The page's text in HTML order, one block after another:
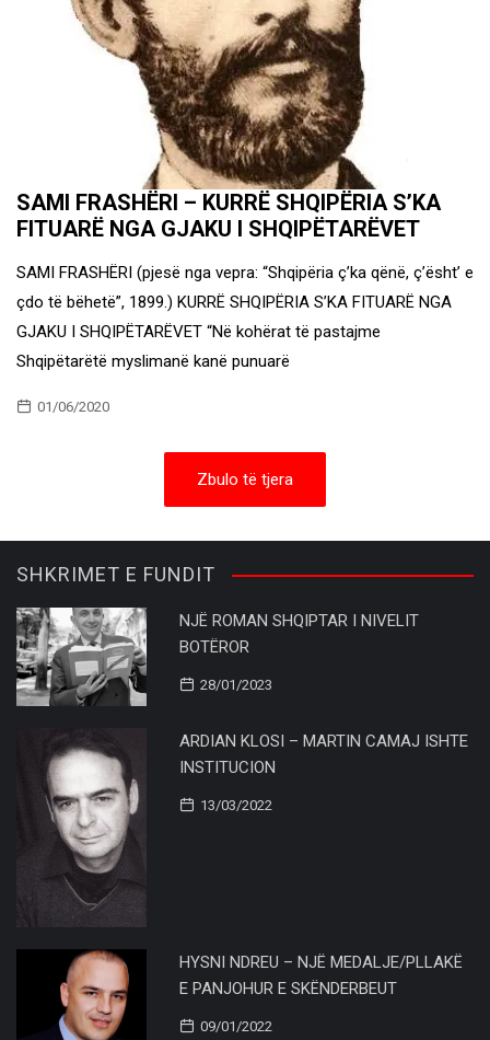
SAMI FRASHËRI – KURRË SHQIPËRIA S’KA
FITUARË NGA GJAKU I SHQIPËTARËVET
SAMI FRASHËRI (pjesë nga vepra: “Shqipëria ç’ka qënë, ç’ësht’ e
çdo të bëhetë”, 1899.) KURRË SHQIPËRIA S’KA FITUARË NGA
GJAKU I SHQIPËTARËVET “Në kohërat të pastajme
Shqipëtarëtë myslimanë kanë punuarë
01/06/2020
Zbulo të tjera
SHKRIMET E FUNDIT
NJË ROMAN SHQIPTAR I NIVELIT
BOTËROR
28/01/2023
ARDIAN KLOSI – MARTIN CAMAJ ISHTE
INSTITUCION
13/03/2022
HYSNI NDREU – NJË MEDALJE/PLLAKË
E PANJOHUR E SKËNDERBEUT
09/01/2022